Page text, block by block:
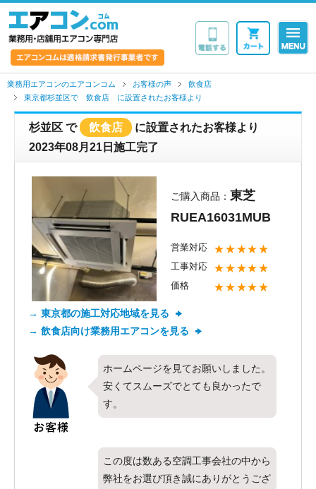
業務用エアコンのエアコンコム お客様の声
飲食店
東京都杉並区で 飲食店 に設置されたお客様より
杉並区 で 飲食店
に設置されたお客様より
2023年08月21日施工完了
ご購入商品： 東芝
RUEA16031MUB
営業対応 ★★★★★
工事対応 ★★★★★
価格 ★★★★★
→ 東京都の施工対応地域を見る
→ 飲食店向け業務用エアコンを見る
ホームページを見てお願いしました。
安くてスムーズでとても良かったで
す。
この度は数ある空調工事会社の中から
弊社をお選び頂き誠にありがとうござ